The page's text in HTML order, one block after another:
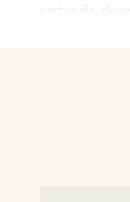
português,
refeições